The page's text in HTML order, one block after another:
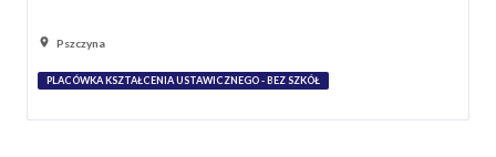
Pszczyna
PLACÓWKA KSZTAŁCENIA USTAWICZNEGO - BEZ SZKÓŁ